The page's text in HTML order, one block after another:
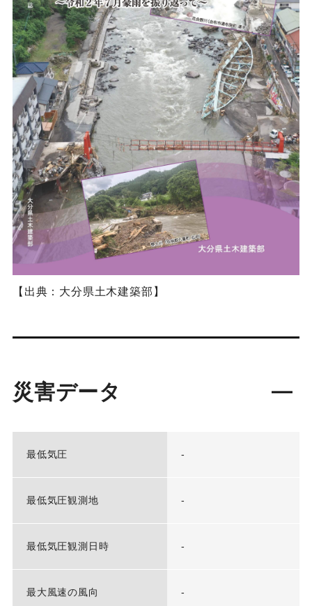
【出典：大分県土木建築部】
災害データ
最低気圧 -
最低気圧観測地 -
最低気圧観測日時 -
最大風速の風向 -